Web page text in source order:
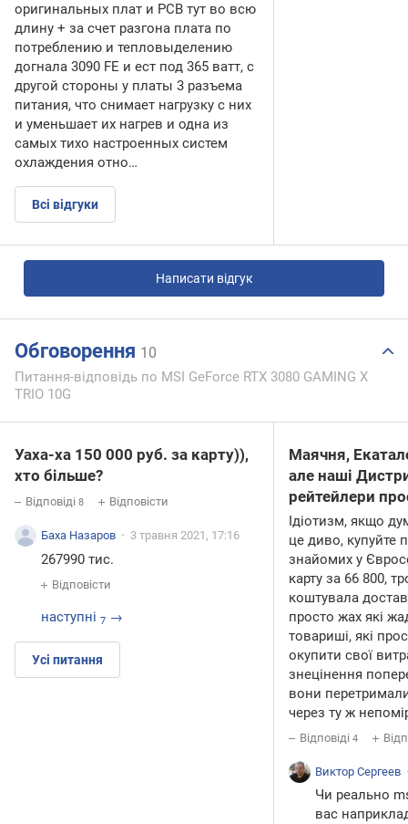
оригинальных плат и PCB тут во всю
длину + за счет разгона плата по
потреблению и тепловыделению
догнала 3090 FE и ест под 365 ватт, с
другой стороны у платы 3 разъема
питания, что снимает нагрузку с них
и уменьшает их нагрев и одна из
самых тихо настроенных систем
охлаждения отно…
Всі відгуки
Написати відгук
Обговорення 10
Питання-відповідь по MSI GeForce RTX 3080 GAMING X
TRIO 10G
Уаха-ха 150 000 руб. за карту)),
хто більше?
Відповіді 8 Відповісти
Баха Назаров 3 травня 2021, 17:16
267990 тис.
Відповісти
наступні 7 →
Усі питання
Маячня,
але наші
рейтейлери
Ідіотизм, якщо
це диво, купуйте
знайомих у
карту за 66 800,
коштувала
просто жах які
товариші, які
окупити свої
знецінення
вони
через ту ж
Відповіді 4
Виктор Сергеев
Чи реально
вас